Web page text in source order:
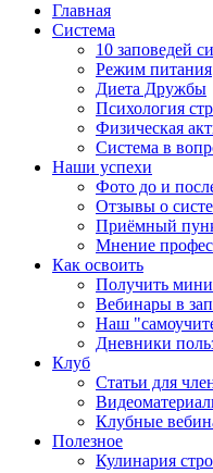
Главная
Система
10 заповедей
Режим питания
Диета Дружбы
Психология
Физическая
Система в
Наши успехи
Фото до и
Отзывы о
Приёмный
Мнение
Как освоить
Получить
Вебинары в
Наш
Дневники
Клуб
Статьи для
Клубные
Полезное
Кулинария